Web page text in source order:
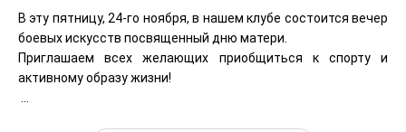
В эту пятницу, 24-го ноября, в нашем клубе состоится вечер
боевых искусств посвященный дню матери.
Приглашаем всех желающих приобщиться к спорту и
активному образу жизни!